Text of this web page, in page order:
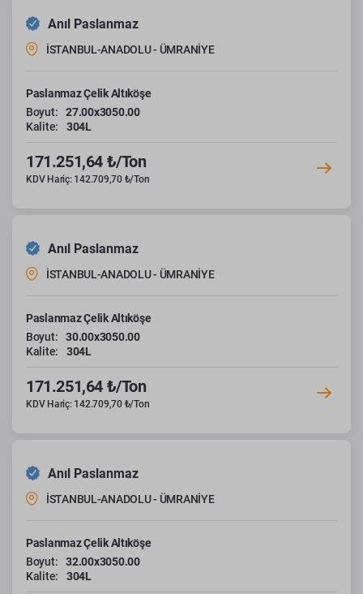
Anıl Paslanmaz
İSTANBUL-ANADOLU - ÜMRANİYE
Paslanmaz Çelik Altıköşe
Boyut:
27.00x3050.00
Kalite:
304L
171.251,64 ₺/Ton
KDV Hariç: 142.709,70 ₺/Ton
Anıl Paslanmaz
İSTANBUL-ANADOLU - ÜMRANİYE
Paslanmaz Çelik Altıköşe
Boyut:
30.00x3050.00
Kalite:
304L
171.251,64 ₺/Ton
KDV Hariç: 142.709,70 ₺/Ton
Anıl Paslanmaz
İSTANBUL-ANADOLU - ÜMRANİYE
Paslanmaz Çelik Altıköşe
Boyut:
32.00x3050.00
Kalite:
304L